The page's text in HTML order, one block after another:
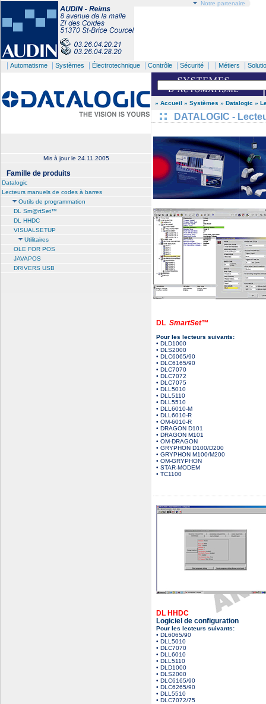
Notre partenaire
Automatisme Systèmes Électrotechnique Contrôle Sécurité Métiers
Mis à jour le 24.11.2005
Famille de produits
Datalogic
Lecteurs manuels de codes à barres
Outils de programmation
DL Sm@rtSet™
DL HHDC
VISUALSETUP
Utilitaires
OLE FOR POS
JAVAPOS
DRIVERS USB
» Accueil » Systèmes » Datalogic »
DATALOGIC -
DL SmartSet™
Pour les lecteurs suivants:
• DLD1000
• DLS2000
• DLC6065/90
• DLC6165/90
• DLC7070
• DLC7072
• DLC7075
• DLL5010
• DLL5110
• DLL5510
• DLL6010-M
• DLL6010-R
• OM-6010-R
• DRAGON D101
• DRAGON M101
• OM-DRAGON
• GRYPHON D100/D200
• GRYPHON M100/M200
• OM-GRYPHON
• STAR-MODEM
• TC1100
DL HHDC
Logiciel de configuration
Pour les lecteurs suivants:
• DL6065/90
• DLL5010
• DLC7070
• DLL6010
• DLL5110
• DLD1000
• DLS2000
• DLC6165/90
• DLC6265/90
• DLL5510
• DLC7072/75